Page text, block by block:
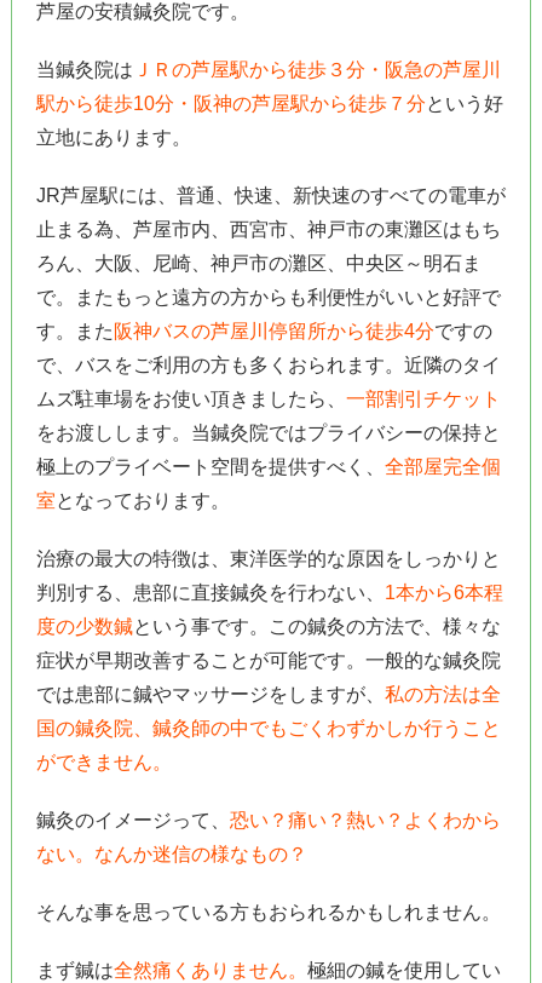
芦屋の安積鍼灸院です。
当鍼灸院は ＪＲの芦屋駅から徒歩３分・阪急の芦屋川
駅から徒歩10分・阪神の芦屋駅から徒歩７分という好
立地にあります。
JR芦屋駅には、普通、快速、新快速のすべての電車が
止まる為、芦屋市内、西宮市、神戸市の東灘区はもち
ろん、大阪、尼崎、神戸市の灘区、中央区～明石ま
で。またもっと遠方の方からも利便性がいいと好評で
す。また 阪神バスの芦屋川停留所から徒歩4分ですの
で、バスをご利用の方も多くおられます。近隣のタイ
ムズ駐車場をお使い頂きましたら、 一部割引チケット
をお渡しします。当鍼灸院ではプライバシーの保持と
極上のプライベート空間を提供すべく、 全部屋完全個
室となっております。
治療の最大の特徴は、東洋医学的な原因をしっかりと
判別する、患部に直接鍼灸を行わない、 1本から6本程
度の少数鍼という事です。この鍼灸の方法で、様々な
症状が早期改善することが可能です。一般的な鍼灸院
では患部に鍼やマッサージをしますが、 私の方法は全
国の鍼灸院、鍼灸師の中でもごくわずかしか行うこと
ができません。
鍼灸のイメージって、 恐い？痛い？熱い？よくわから
ない。なんか迷信の様なもの？
そんな事を思っている方もおられるかもしれません。
まず鍼は全然痛くありません。 極細の鍼を使用してい